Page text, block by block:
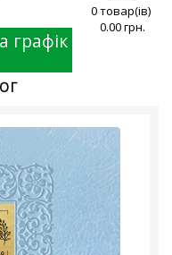
графік
0 товар(ів)
0.00 грн.